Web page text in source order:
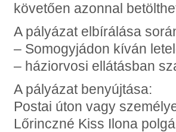
követően azonnal
A pályázat elbírálása
– Somogyjádon kíván
– háziorvosi ellátásban
A pályázat benyújtása:
Postai úton vagy
Lőrinczné Kiss Ilona